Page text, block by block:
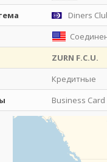
Diners
ZURN F.C.U.
Кредитные
Business Card